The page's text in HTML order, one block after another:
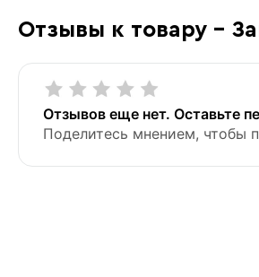
Отзывы к товару -
Отзывов еще нет. Оставьте
Поделитесь мнением, чтобы